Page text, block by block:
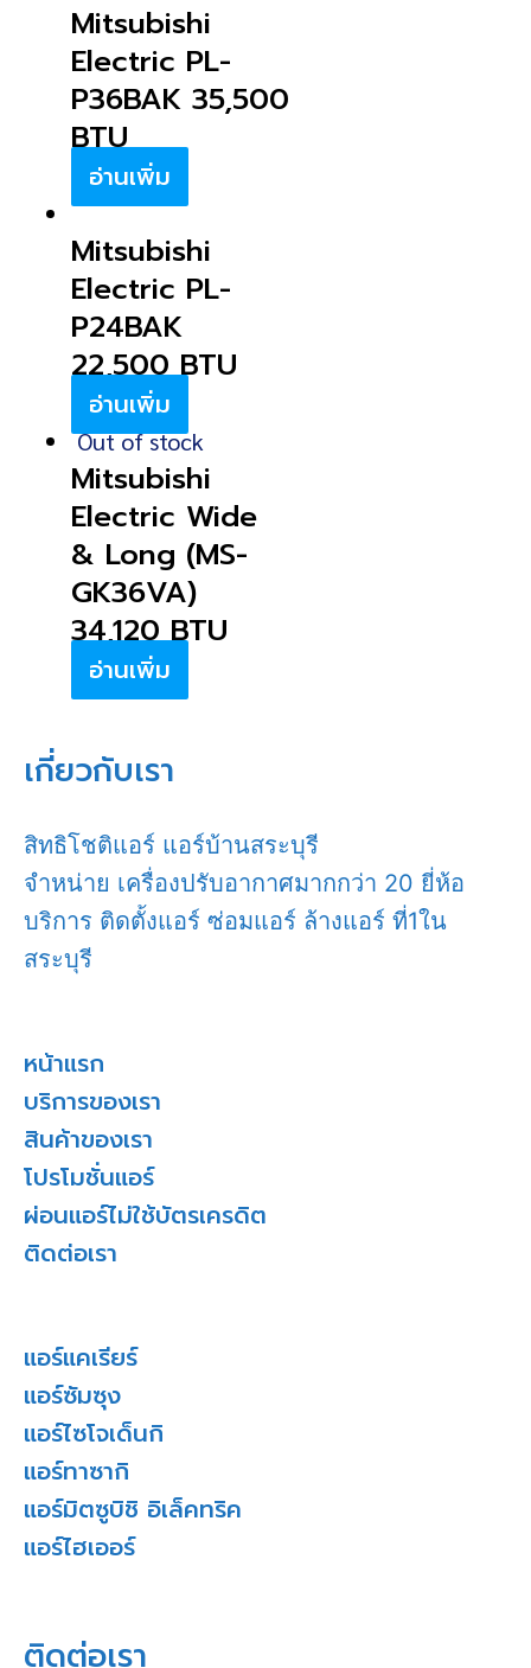
Mitsubishi
Electric PL-
P36BAK 35,500
BTU
อ่านเพิ่ม
Mitsubishi
Electric PL-
P24BAK
22,500 BTU
อ่านเพิ่ม
Out of stock
Mitsubishi
Electric Wide
& Long (MS-
GK36VA)
34,120 BTU
อ่านเพิ่ม
เกี่ยวกับเรา
สิทธิโชติแอร์ แอร์บ้านสระบุรี
จำหน่าย เครื่องปรับอากาศมากกว่า 20 ยี่ห้อ
บริการ ติดตั้งแอร์ ซ่อมแอร์ ล้างแอร์ ที่1ใน
สระบุรี
หน้าแรก
บริการของเรา
สินค้าของเรา
โปรโมชั่นแอร์
ผ่อนแอร์ไม่ใช้บัตรเครดิต
ติดต่อเรา
แอร์แคเรียร์
แอร์ซัมซุง
แอร์ไซโจเด็นกิ
แอร์ทาซากิ
แอร์มิตซูบิชิ อิเล็คทริค
แอร์ไฮเออร์
ติดต่อเรา